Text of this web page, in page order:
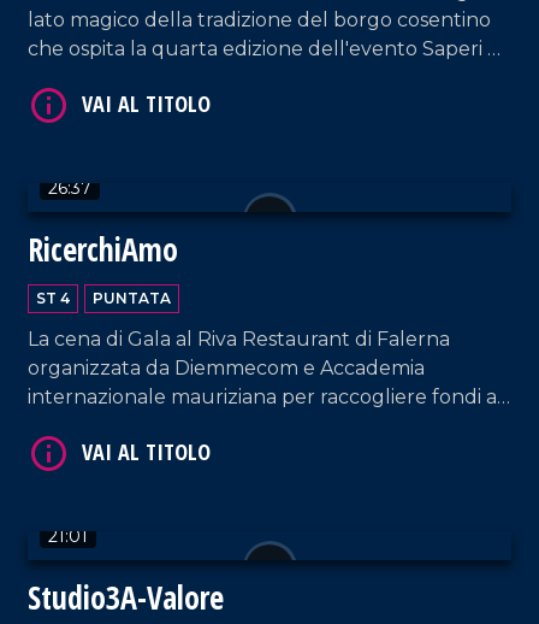
lato magico della tradizione del borgo cosentino
che ospita la quarta edizione dell'evento Saperi e
26:37
RicerchiAmo
ST 4 PUNTATA
La cena di Gala al Riva Restaurant di Falerna
organizzata da Diemmecom e Accademia
internazionale mauriziana per raccogliere fondi a
dell'UMG.
21:01
Studio3A-Valore